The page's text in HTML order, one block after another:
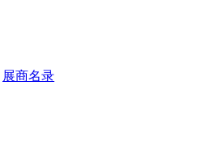
展商名录